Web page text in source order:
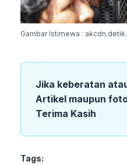
Gambar Istimewa :
Jika keberatan
Artikel maupun
Terima Kasih
Tags: